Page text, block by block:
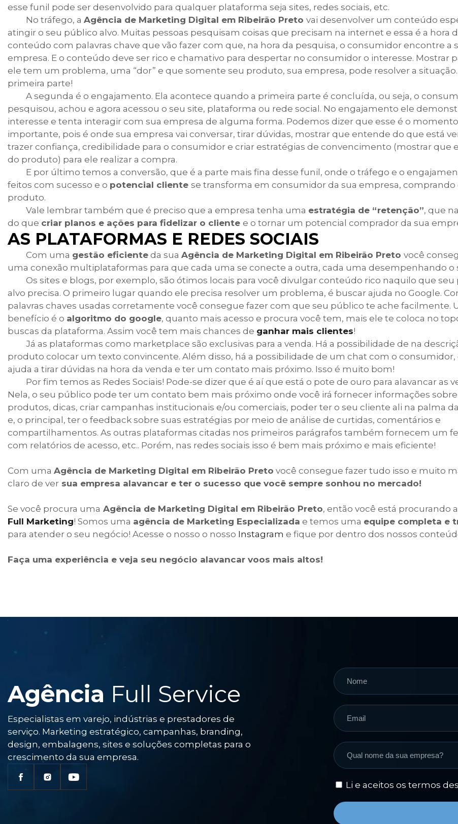
esse funil pode ser desenvolvido para qualquer plataforma seja sites, redes sociais, etc.
No tráfego, a Agência de Marketing Digital em Ribeirão Preto vai desenvolver um conteúdo
atingir o seu público alvo. Muitas pessoas pesquisam coisas que precisam na internet e essa é a hora
conteúdo com palavras chave que vão fazer com que, na hora da pesquisa, o consumidor encontre a
empresa. E o conteúdo deve ser rico e chamativo para despertar no consumidor o interesse. Mostrar
ele tem um problema, uma “dor” e que somente seu produto, sua empresa, pode resolver a situação.
primeira parte!
A segunda é o engajamento. Ela acontece quando a primeira parte é concluída, ou seja, o
pesquisou, achou e agora acessou o seu site, plataforma ou rede social. No engajamento ele
interesse e tenta interagir com sua empresa de alguma forma. Podemos dizer que esse é o
importante, pois é onde sua empresa vai conversar, tirar dúvidas, mostrar que entende do que está
trazer confiança, credibilidade para o consumidor e criar estratégias de convencimento (mostrar que
do produto) para ele realizar a compra.
E por último temos a conversão, que é a parte mais fina desse funil, onde o tráfego e o
feitos com sucesso e o potencial cliente se transforma em consumidor da sua empresa, comprando
produto.
Vale lembrar também que é preciso que a empresa tenha uma estratégia de “retenção”, que
do que criar planos e ações para fidelizar o cliente e o tornar um potencial comprador da sua
AS PLATAFORMAS E REDES SOCIAIS
Com uma gestão eficiente da sua Agência de Marketing Digital em Ribeirão Preto você
uma conexão multiplataformas para que cada uma se conecte a outra, cada uma desempenhando o
Os sites e blogs, por exemplo, são ótimos locais para você divulgar conteúdo rico naquilo que seu
alvo precisa. O primeiro lugar quando ele precisa resolver um problema, é buscar ajuda no Google.
palavras chaves usadas corretamente você consegue fazer com que seu público te ache facilmente.
benefício é o algoritmo do google, quanto mais acesso e procura você tem, mais ele te coloca no
buscas da plataforma. Assim você tem mais chances de ganhar mais clientes!
Já as plataformas como marketplace são exclusivas para a venda. Há a possibilidade de na
produto colocar um texto convincente. Além disso, há a possibilidade de um chat com o consumidor,
ajuda a tirar dúvidas na hora da venda e ter um contato mais próximo. Isso é muito bom!
Por fim temos as Redes Sociais! Pode-se dizer que é aí que está o pote de ouro para alavancar as
Nela, o seu público pode ter um contato bem mais próximo onde você irá fornecer informações sobre
produtos, dicas, criar campanhas institucionais e/ou comerciais, poder ter o seu cliente ali na palma
e, o principal, ter o feedback sobre suas estratégias por meio de análise de curtidas, comentários e
compartilhamentos. As outras plataformas citadas nos primeiros parágrafos também fornecem um
com relatórios de acesso, etc.. Porém, nas redes sociais isso é bem mais próximo e mais eficiente!
Com uma Agência de Marketing Digital em Ribeirão Preto você consegue fazer tudo isso e muito
claro de ver sua empresa alavancar e ter o sucesso que você sempre sonhou no mercado!
Se você procura uma Agência de Marketing Digital em Ribeirão Preto, então você está procurando a
Full Marketing! Somos uma agência de Marketing Especializada e temos uma equipe completa e
para atender o seu negócio! Acesse o nosso o nosso Instagram e fique por dentro dos nossos
Faça uma experiência e veja seu negócio alavancar voos mais altos!
Agência Full Service
Especialistas em varejo, indústrias e prestadores de
serviço. Marketing estratégico, campanhas, branding,
design, embalagens, sites e soluções completas para o
crescimento da sua empresa.
Li e aceitos os termos